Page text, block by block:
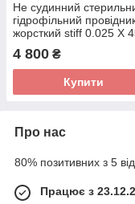
Не судинний
гідрофільний
жорсткий stiff 0.025 X
(довгий провідник)
4 800 ₴
Купити
Про нас
80% позитивних з 5
Працює з